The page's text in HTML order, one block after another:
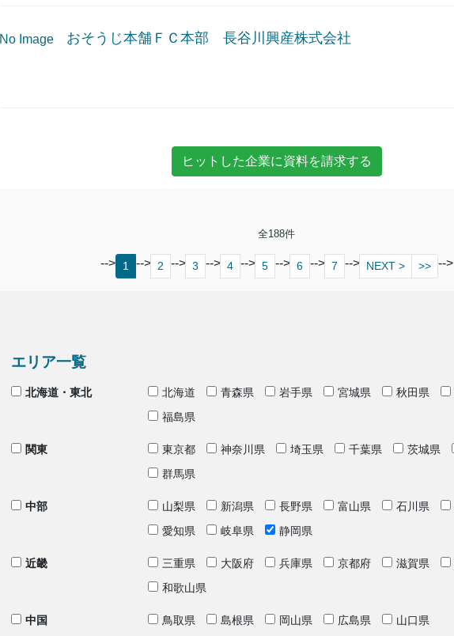
No Image おそうじ本舗ＦＣ本部 長谷川興産株式会社
全188件
--> 1 --> 2 --> 3 --> 4 --> 5 --> 6 --> 7 --> NEXT > >> -->
エリア一覧
北海道・東北 北海道 青森県 岩手県 宮城県 秋田県
福島県
関東 東京都 神奈川県 埼玉県 千葉県 茨城県
群馬県
中部 山梨県 新潟県 長野県 富山県 石川県
愛知県
岐阜県 静岡県
近畿 三重県 大阪府 兵庫県 京都府 滋賀県
和歌山県
中国 鳥取県 島根県 岡山県 広島県 山口県